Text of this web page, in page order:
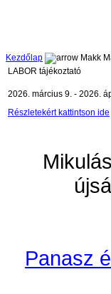
Kezdőlap
Makk
LABOR tájékoztató
2026. március 9. - 2026.
Részletekért kattintson ide
Panasz